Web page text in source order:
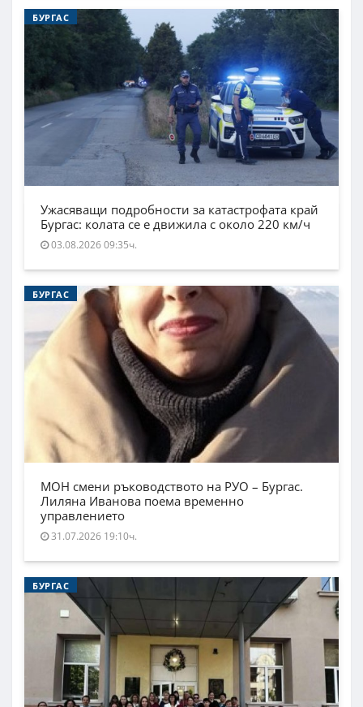
БУРГАС
Ужасяващи подробности за катастрофата край
Бургас: колата се е движила с около 220 км/ч
03.08.2026 09:35ч.
БУРГАС
МОН смени ръководството на РУО – Бургас.
Лиляна Иванова поема временно
управлението
31.07.2026 19:10ч.
БУРГАС